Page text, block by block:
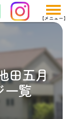
田五月
覧